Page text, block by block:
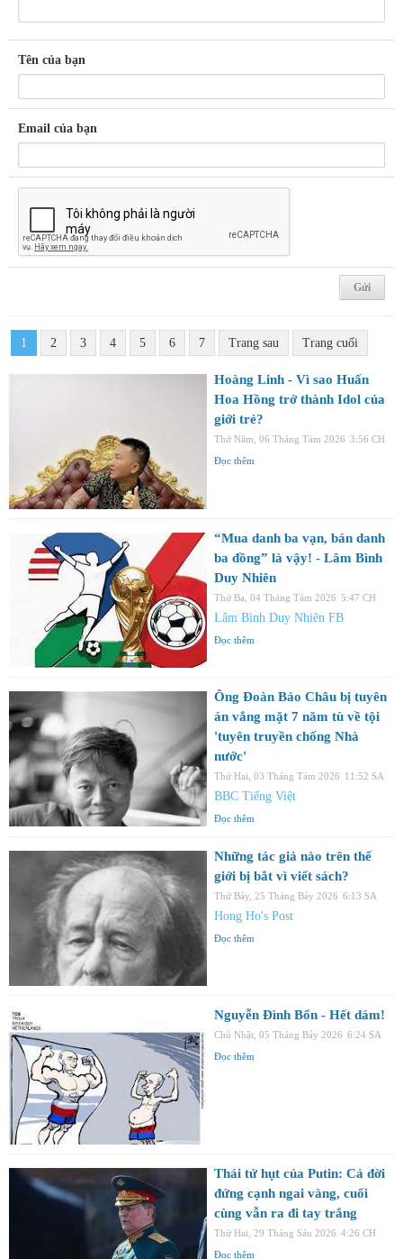
Tên của bạn
Email của bạn
1 2 3 4 5 6 7 Trang sau Trang cuối
Hoàng Linh - Vì sao Huấn
Hoa Hồng trở thành Idol của
giới trẻ?
Thứ Năm, 06 Tháng Tám 2026 3:56 CH
Đọc thêm
“Mua danh ba vạn, bán danh
ba đồng” là vậy! - Lâm Bình
Duy Nhiên
Thứ Ba, 04 Tháng Tám 2026 5:47 CH
Lâm Bình Duy Nhiên FB
Đọc thêm
Ông Đoàn Bảo Châu bị tuyên
án vắng mặt 7 năm tù về tội
'tuyên truyền chống Nhà
nước'
Thứ Hai, 03 Tháng Tám 2026 11:52 SA
BBC Tiếng Việt
Đọc thêm
Những tác giả nào trên thế
giới bị bắt vì viết sách?
Thứ Bảy, 25 Tháng Bảy 2026 6:13 SA
Hong Ho's Post
Đọc thêm
Nguyễn Đình Bổn - Hết dám!
Chủ Nhật, 05 Tháng Bảy 2026 6:24 SA
Đọc thêm
Thái tử hụt của Putin: Cả đời
đứng cạnh ngai vàng, cuối
cùng vẫn ra đi tay trắng
Thứ Hai, 29 Tháng Sáu 2026 4:26 CH
Đọc thêm